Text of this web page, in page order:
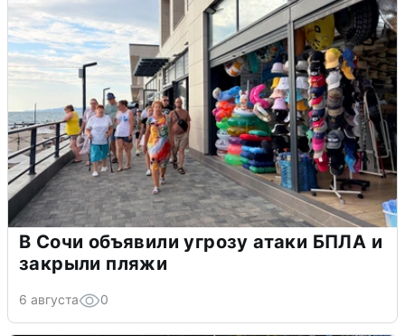
В Сочи объявили угрозу атаки БПЛА и
закрыли пляжи
6 августа 0